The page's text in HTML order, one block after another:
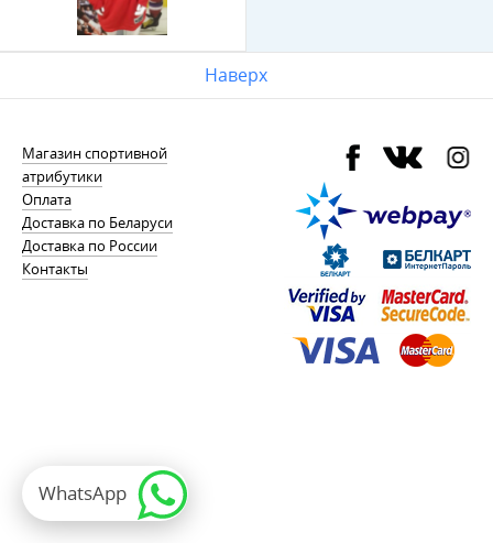
Наверх
Магазин спортивной
атрибутики
Оплата
Доставка по Беларуси
Доставка по России
Контакты
WhatsApp